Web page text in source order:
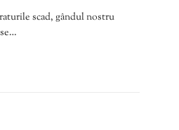
scad, gândul nostru